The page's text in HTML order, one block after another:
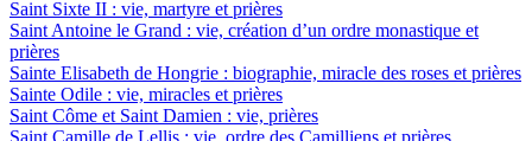
Saint Sixte II : vie, martyre et prières
Saint Antoine le Grand : vie, création d’un ordre monastique et
prières
Sainte Elisabeth de Hongrie : biographie, miracle des roses et prières
Sainte Odile : vie, miracles et prières
Saint Côme et Saint Damien : vie, prières
Saint Camille de Lellis : vie, ordre des Camilliens et prières